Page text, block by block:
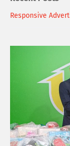
A
Responsive